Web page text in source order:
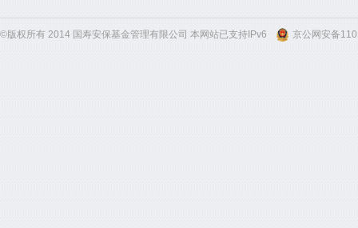
©版权所有 2014 国寿安保基金管理有限公司 本网站已支持IPv6 京公网安备